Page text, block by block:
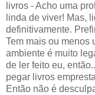
livros - Acho uma
linda de viver! Mas,
definitivamente.
Tem mais ou menos
ambiente é muito
de ler feito eu,
pegar livros
Então não é